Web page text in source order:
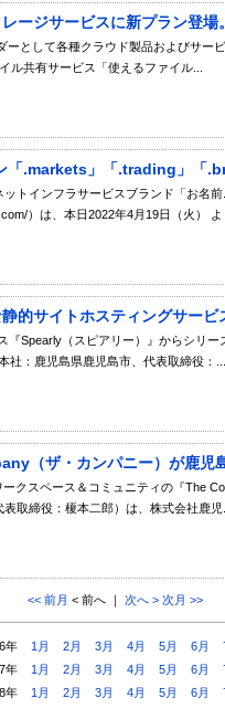
ージサービスに新プラン登場
ーとして各種クラウド製品およびサー
ル共有サービス「使えるファイル...
「.markets」「.trading」「
トインフラサービスブランド「お名
）は、本日2022年4月19日（火）
的サイトホスティングサー
『Spearly（スピアリー）』からシリ
社：鹿児島県鹿児島市、代表取締役：...
（ザ・カンパニー）が鹿児
クスペース＆コミュニティの『The
取締役：榎本二郎）は、株式会社鹿児
<< 前月 < 前へ ｜ 次へ > 次月 >>
年 1月 2月 3月 4月 5月 6月
年
1月 2月 3月 4月 5月 6月
年
1月 2月 3月 4月 5月 6月